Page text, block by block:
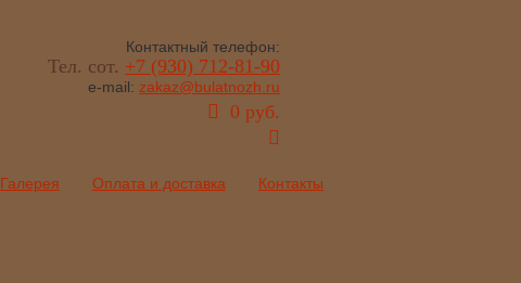
Контактный телефон:
Тел. сот. +7 (930) 712-81-90
e-mail: zakaz@bulatnozh.ru
0 руб.
Галерея Оплата и доставка Контакты